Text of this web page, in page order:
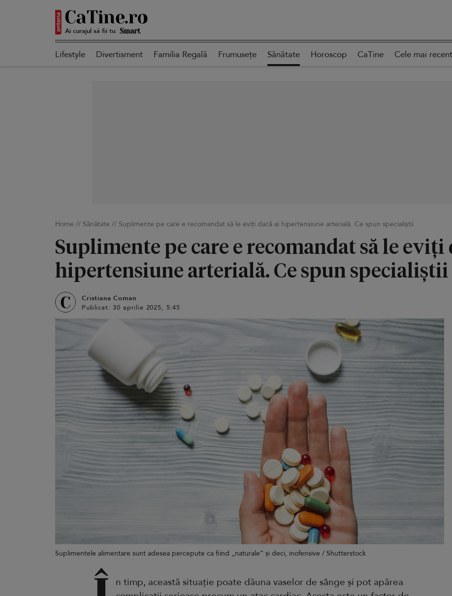
Ai curajul să fii tu: Autentică
Lifestyle Divertisment Familia Regală Frumusețe Sănătate Horoscop CaTine Cele mai
Home // Sănătate // Suplimente pe care e recomandat să le eviți dacă ai hipertensiune arterială. Ce spun specialiștii
Suplimente pe care e recomandat să le eviți
hipertensiune arterială. Ce spun specialiștii
Cristiana Coman
Publicat: 30 aprilie 2025, 5:45
Suplimentele alimentare sunt adesea percepute ca fiind „naturale” și deci, inofensive / Shutterstock
n timp, această situație poate dăuna vaselor de sânge și pot apărea